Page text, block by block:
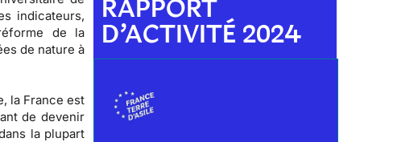
indicateurs,
de la
de nature à
la France est
de devenir
la plupart
RAPPORT
D’ACTIVITÉ 2024